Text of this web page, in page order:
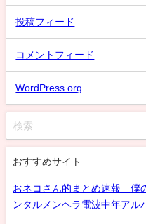
投稿フィード
コメントフィード
WordPress.org
おすすめサイト
おネコさん的まとめ速報 僕
ンタルメンヘラ電波中年アル